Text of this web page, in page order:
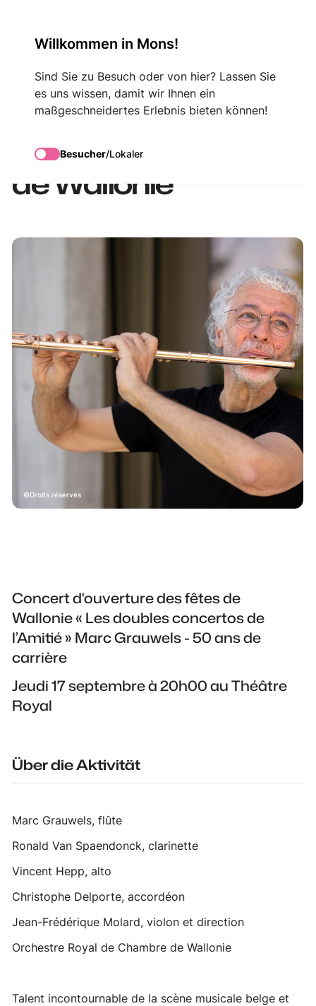
Willkommen in Mons!
Sind Sie zu Besuch oder von hier? Lassen Sie
es uns wissen, damit wir Ihnen ein
maßgeschneidertes Erlebnis bieten können!
Besucher/Lokaler
Concert de l'ORCW –
Ouverture des fêtes
de Wallonie
Droits réservés
Concert d'ouverture des fêtes de
Wallonie« Les doubles concertos de
l’Amitié » Marc Grauwels - 50 ans de
carrière
Jeudi 17 septembre à 20h00 au Théâtre
Royal
Über die Aktivität
Marc Grauwels, flûte
Ronald Van Spaendonck, clarinette
Vincent Hepp, alto
Christophe Delporte, accordéon
Jean-Frédérique Molard, violon et direction
Orchestre Royal de Chambre de Wallonie
Talent incontournable de la scène musicale belge et